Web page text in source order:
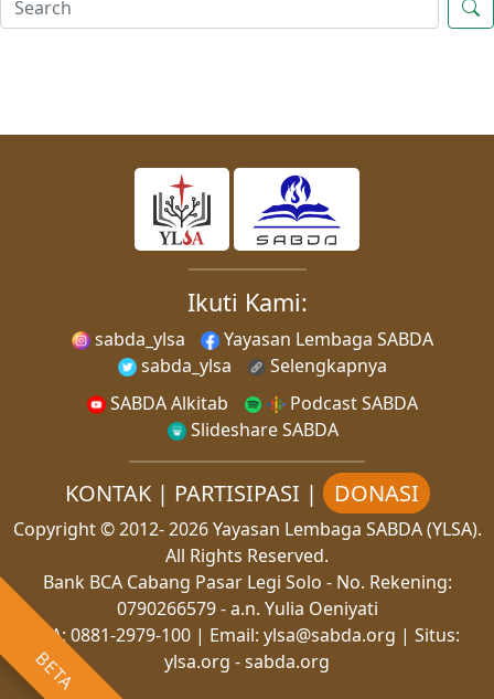
BETA
Ikuti Kami:
sabda_ylsa
Yayasan Lembaga SABDA
sabda_ylsa
Selengkapnya
SABDA Alkitab
Podcast SABDA
Slideshare SABDA
KONTAK| PARTISIPASI | DONASI
Copyright© 2012-2026Yayasan Lembaga SABDA (YLSA).
All Rights Reserved.
Bank BCA Cabang Pasar Legi Solo - No. Rekening:
0790266579 - a.n. Yulia Oeniyati
WA: 0881-2979-100| Email: ylsa@sabda.org | Situs:
ylsa.org -sabda.org